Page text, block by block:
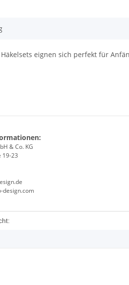
eignen sich perfekt für
& Co. KG
19-23
design.com